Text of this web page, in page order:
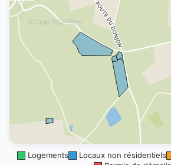
Logements
Locaux non résidentiels